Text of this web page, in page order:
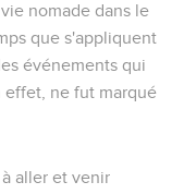
nomade dans le
que s'appliquent
événements qui
effet, ne fut marqué
aller et venir